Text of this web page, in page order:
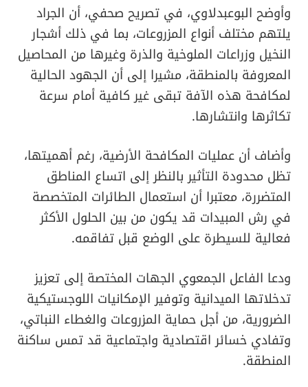
وأوضح البوعبدلاوي، في تصريح صحفي، أن الجراد
يلتهم مختلف أنواع المزروعات، بما في ذلك أشجار
النخيل وزراعات الملوخية والذرة وغيرها من المحاصيل
المعروفة بالمنطقة، مشيرا إلى أن الجهود الحالية
لمكافحة هذه الآفة تبقى غير كافية أمام سرعة
تكاثرها وانتشارها.
وأضاف أن عمليات المكافحة الأرضية، رغم أهميتها،
تظل محدودة التأثير بالنظر إلى اتساع المناطق
المتضررة، معتبرا أن استعمال الطائرات المتخصصة
في رش المبيدات قد يكون من بين الحلول الأكثر
فعالية للسيطرة على الوضع قبل تفاقمه.
ودعا الفاعل الجمعوي الجهات المختصة إلى تعزيز
تدخلاتها الميدانية وتوفير الإمكانيات اللوجستيكية
الضرورية، من أجل حماية المزروعات والغطاء النباتي،
وتفادي خسائر اقتصادية واجتماعية قد تمس ساكنة
المنطقة.